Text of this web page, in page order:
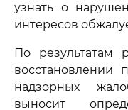
узнать о
интересов
По результатам
восстановлении
надзорных
выносит